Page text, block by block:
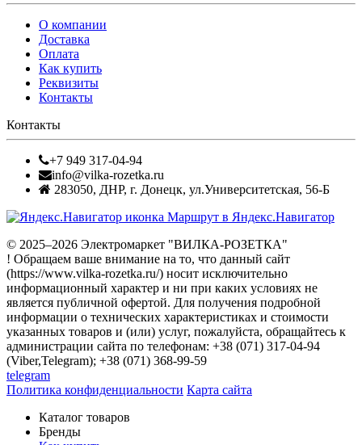
О компании
Доставка
Оплата
Как купить
Реквизиты
Контакты
Контакты
+7 949 317-04-94
info@vilka-rozetka.ru
283050, ДНР, г. Донецк, ул.Университетская, 56-Б
Маршрут в Яндекс.Навигатор
© 2025–2026 Электромаркет "ВИЛКА-РОЗЕТКА"
! Обращаем ваше внимание на то, что данный сайт
(https://www.vilka-rozetka.ru/) носит исключительно
информационный характер и ни при каких условиях не
является публичной офертой. Для получения подробной
информации о технических характеристиках и стоимости
указанных товаров и (или) услуг, пожалуйста, обращайтесь к
администрации сайта по телефонам: +38 (071) 317-04-94
(Viber,Telegram); +38 (071) 368-99-59
telegram
Политика конфиденциальности Карта сайта
Каталог товаров
Бренды